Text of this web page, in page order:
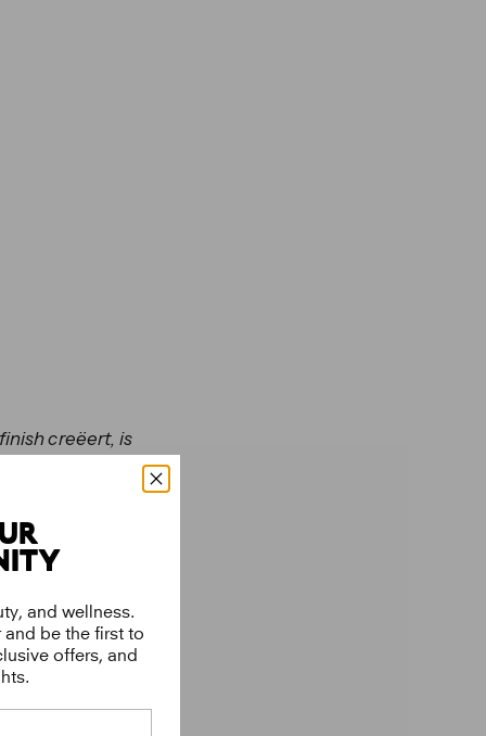
creëert, is
and wellness.
be the first to
offers, and